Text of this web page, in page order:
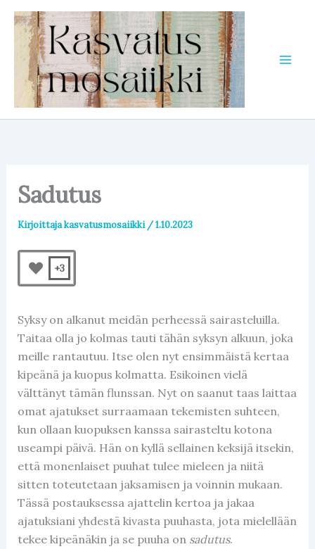
Siirry
sisältöön
Sadutus
Kirjoittajakasvatusmosaiikki /1.10.2023
+3
Syksy on alkanut meidän perheessä sairasteluilla.
Taitaa olla jo kolmas tauti tähän syksyn alkuun, joka
meille rantautuu. Itse olen nyt ensimmäistä kertaa
kipeänä ja kuopus kolmatta. Esikoinen vielä
välttänyt tämän flunssan. Nyt on saanut taas laittaa
omat ajatukset surraamaan tekemisten suhteen,
kun ollaan kuopuksen kanssa sairasteltu kotona
useampi päivä. Hän on kyllä sellainen keksijä itsekin,
että monenlaiset puuhat tulee mieleen ja niitä
sitten toteutetaan jaksamisen ja voinnin mukaan.
Tässä postauksessa ajattelin kertoa ja jakaa
ajatuksiani yhdestä kivasta puuhasta, jota mielellään
tekee kipeänäkin ja se puuha on sadutus.